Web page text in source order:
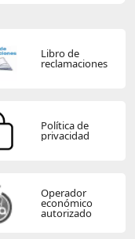
Libro de
reclamaciones
Política de
privacidad
Operador
económico
autorizado